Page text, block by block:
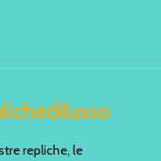
repliche, le